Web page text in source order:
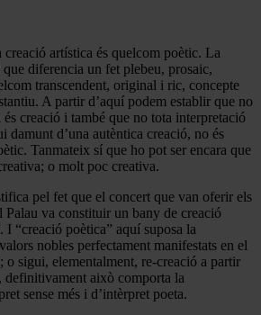
creació artística és quelcom poètic. La
diferencia un fet plebeu, prosaic,
transcendent, original i ric, concepte
A partir d’aquí podem establir que no
creació i també que no tota interpretació
damunt d’una autèntica creació, no és
Tanmateix sí que ho pot ser encara que
o molt poc creativa.
pel fet que el concert que van oferir els
Palau va constituir un bany de creació
I “creació poètica” aquí suposa la
nobles perfectament manifestats en el
o sigui, elementalment, re-creació a partir
definitivament això comporta la
sense més i d’intèrpret poeta.